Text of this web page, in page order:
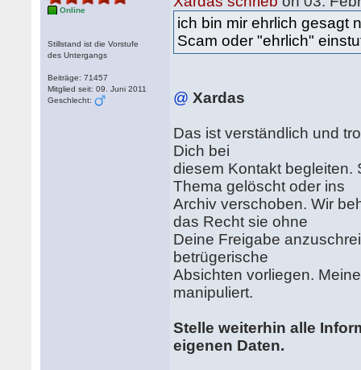
Online
Stillstand ist die Vorstufe
des Untergangs
Beiträge: 71457
Mitglied seit: 09. Juni 2011
Geschlecht:
ich bin mir ehrlich gesagt
Scam oder "ehrlich"
@ Xardas
Das ist verständlich und
Dich bei
diesem Kontakt begleiten.
Thema gelöscht oder ins
Archiv verschoben. Wir
das Recht sie ohne
Deine Freigabe
betrügerische
Absichten vorliegen.
manipuliert.
Stelle weiterhin alle
eigenen Daten.